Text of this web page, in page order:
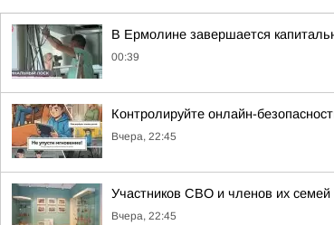
В Ермолине завершается
00:39
Контролируйте онлайн-
Вчера, 22:45
Участников СВО и членов их семей
Вчера, 22:45